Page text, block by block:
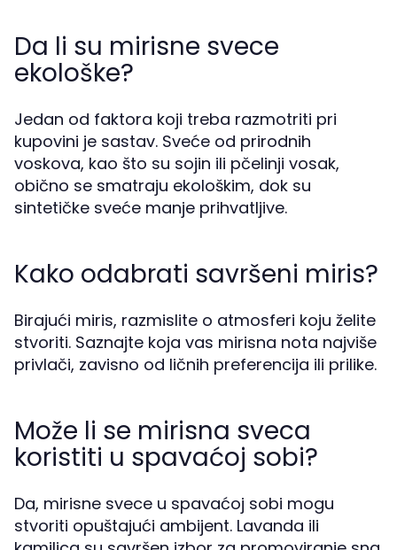
Da li su mirisne svece
ekološke?
Jedan od faktora koji treba razmotriti pri
kupovini je sastav. Sveće od prirodnih
voskova, kao što su sojin ili pčelinji vosak,
obično se smatraju ekološkim, dok su
sintetičke sveće manje prihvatljive.
Kako odabrati savršeni miris?
Birajući miris, razmislite o atmosferi koju želite
stvoriti. Saznajte koja vas mirisna nota najviše
privlači, zavisno od ličnih preferencija ili prilike.
Može li se mirisna sveca
koristiti u spavaćoj sobi?
Da, mirisne svece u spavaćoj sobi mogu
stvoriti opuštajući ambijent. Lavanda ili